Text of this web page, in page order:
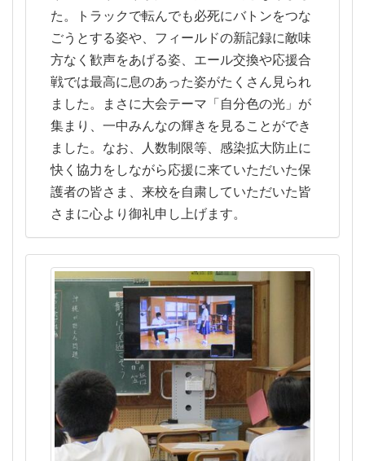
た。トラックで転んでも必死にバトンをつな
ごうとする姿や、フィールドの新記録に敵味
方なく歓声をあげる姿、エール交換や応援合
戦では最高に息のあった姿がたくさん見られ
ました。まさに大会テーマ「自分色の光」が
集まり、一中みんなの輝きを見ることができ
ました。なお、人数制限等、感染拡大防止に
快く協力をしながら応援に来ていただいた保
護者の皆さま、来校を自粛していただいた皆
さまに心より御礼申し上げます。